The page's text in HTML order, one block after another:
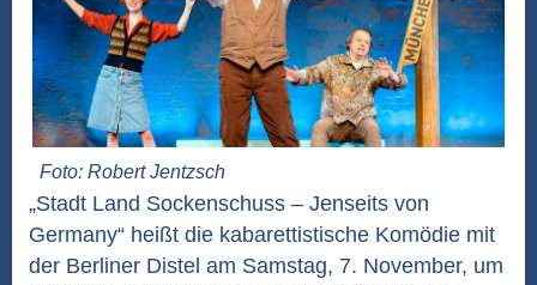
Foto: Robert Jentzsch
„Stadt Land Sockenschuss – Jenseits von
Germany“ heißt die kabarettistische Komödie mit
der Berliner Distel am Samstag, 7. November, um